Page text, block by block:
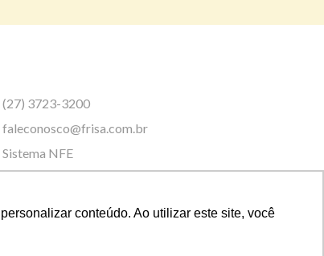
conteúdo. Ao utilizar este site, você
(27) 3723-3200
faleconosco@frisa.com.br
Sistema NFE
424